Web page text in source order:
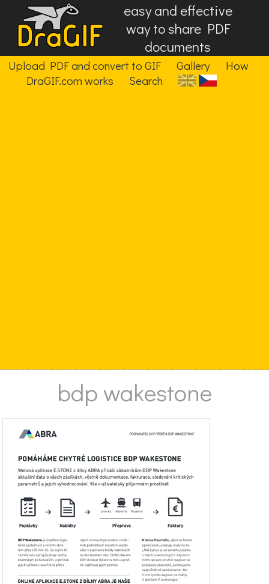
easy and effective
way to share PDF
documents
Upload PDF and convert to GIF Gallery
How
DraGIF.com works
Search
bdp wakestone